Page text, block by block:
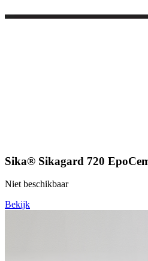
Sika® Sikagard 720
Niet beschikbaar
Bekijk